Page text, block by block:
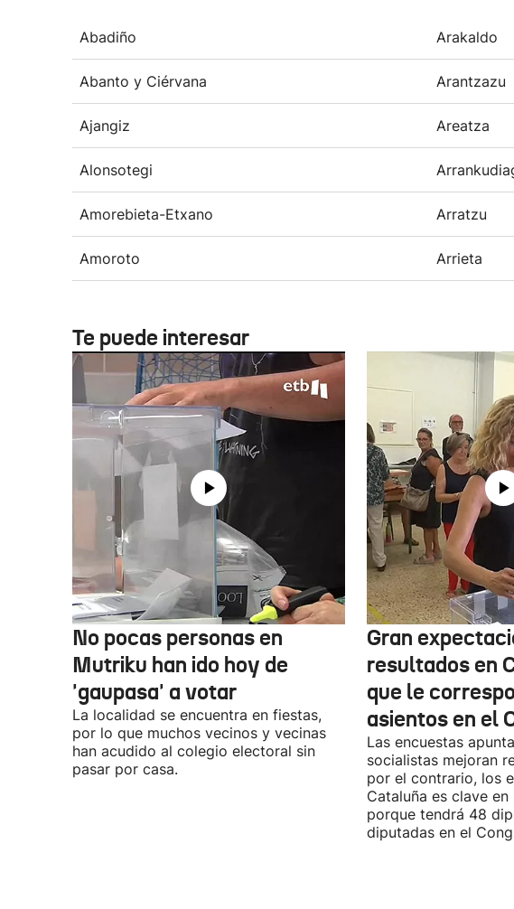
Abadiño Arakaldo
Abanto y Ciérvana Arantzazu
Ajangiz Areatza
Alonsotegi
Amorebieta-Etxano Arratzu
Amoroto Arrieta
Te puede interesar
No pocas personas en
Mutriku han ido hoy de
'gaupasa' a votar
La localidad se encuentra en fiestas,
por lo que muchos vecinos y vecinas
han acudido al colegio electoral sin
pasar por casa.
Gran
resultados en
que le
asientos en el
Las encuestas
socialistas mejoran
por el contrario, los
Cataluña es clave
porque tendrá 48
diputadas en el